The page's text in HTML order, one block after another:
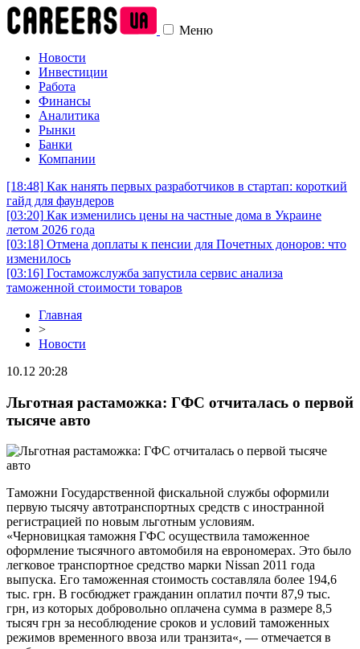
Меню
Новости
Инвестиции
Работа
Финансы
Аналитика
Рынки
Банки
Компании
[18:48] Как нанять первых разработчиков в стартап: короткий
гайд для фаундеров
[03:20] Как изменились цены на частные дома в Украине
летом 2026 года
[03:18] Отмена доплаты к пенсии для Почетных доноров: что
изменилось
[03:16] Гостаможслужба запустила сервис анализа
таможенной стоимости товаров
Главная
>
Новости
10.12 20:28
Льготная растаможка: ГФС отчиталась о первой
тысяче авто
Таможни Государственной фискальной службы оформили
первую тысячу автотранспортных средств с иностранной
регистрацией по новым льготным условиям.
«Черновицкая таможня ГФС осуществила таможенное
оформление тысячного автомобиля на еврономерах. Это было
легковое транспортное средство марки Nissan 2011 года
выпуска. Его таможенная стоимость составляла более 194,6
тыс. грн. В госбюджет гражданин оплатил почти 87,9 тыс.
грн, из которых добровольно оплачена сумма в размере 8,5
тысяч грн за несоблюдение сроков и условий таможенных
режимов временного ввоза или транзита«, — отмечается в